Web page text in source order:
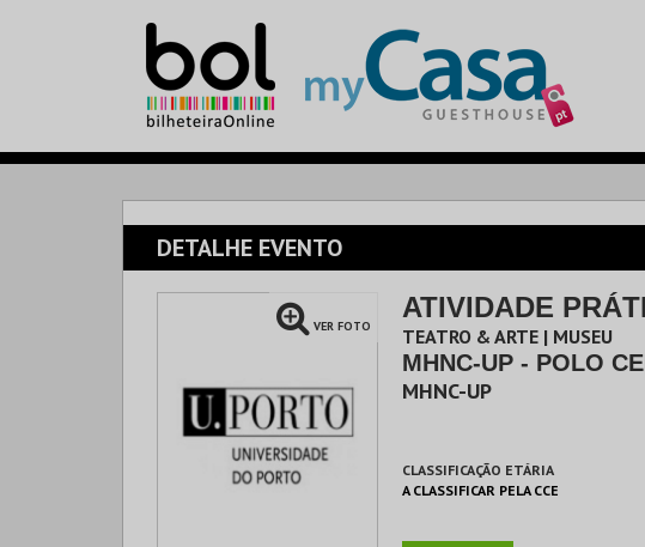
DETALHE EVENTO
VER FOTO
ATIVIDADE
TEATRO & ARTE | MUSEU
MHNC-UP - POLO
MHNC-UP
CLASSIFICAÇÃO ETÁRIA
A CLASSIFICAR PELA CCE